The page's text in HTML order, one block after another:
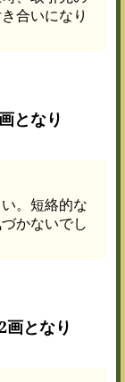
合いになり
となり
。短絡的な
かないでし
となり